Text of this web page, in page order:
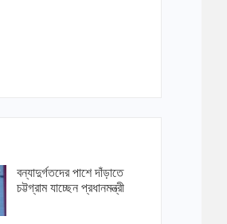
বন্যাদুর্গতদের পাশে দাঁড়াতে
চট্টগ্রাম যাচ্ছেন প্রধানমন্ত্রী